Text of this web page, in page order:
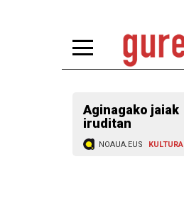
Aginagako jaiak
iruditan
NOAUA.EUS KULTURA